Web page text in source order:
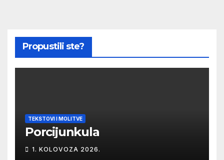
Propustili ste?
TEKSTOVI I MOLITVE
Porcijunkula
1. KOLOVOZA 2026.